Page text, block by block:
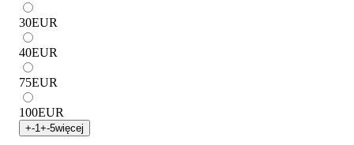
30EUR
40EUR
75EUR
100EUR
+-1 +-5więcej